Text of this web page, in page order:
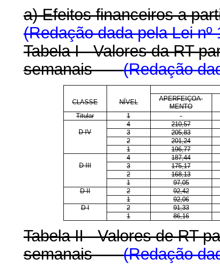
a) Efeitos financeiros a
(Redação dada pela Lei nº
Tabela I - Valores da RT
semanais(Redação
CLASSE NÍVEL
APERFEIÇOA-
MENTO
Titular
1
-
4
210,57
D IV
3
205,83
2
201,24
1
196,77
4
187,44
D III
3
175,17
2
168,13
1
97,05
D II
2
92,42
1
92,06
D I
2
91,33
1
86,16
Tabela II - Valores de RT
semanais(Redação